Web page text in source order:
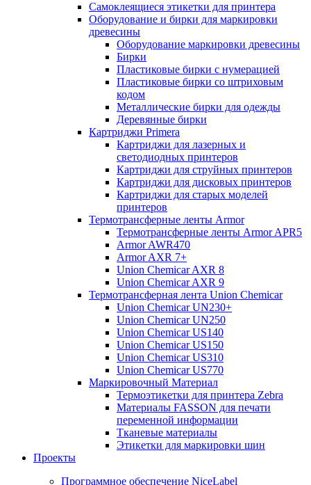
Самоклеящиеся этикетки для принтера
Оборудование и бирки для маркировки
древесины
Оборудование маркировки древесины
Бирки
Пластиковые бирки с нумерацией
Пластиковые бирки со штриховым
кодом
Металлические бирки для одежды
Деревянные бирки
Картриджи Primera
Картриджи для лазерных и
светодиодных принтеров
Картриджи для струйных принтеров
Картриджи для дисковых принтеров
Картриджи для старых моделей
принтеров
Термотрансферные ленты Armor
Термотрансферные ленты Armor APR5
Armor AWR470
Armor AXR 7+
Union Chemicar AXR 8
Union Chemicar AXR 9
Термотрансферная лента Union Chemicar
Union Chemicar UN230+
Union Chemicar UN250
Union Chemicar US140
Union Chemicar US150
Union Chemicar US310
Union Chemicar US770
Маркировочный Материал
Термоэтикетки для принтера Zebra
Материалы FASSON для печати
переменной информации
Тканевые материалы
Этикетки для маркировки шин
Проекты
Программное обеспечение NiceLabel